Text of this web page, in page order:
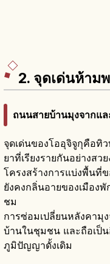
2. จุดเด่นห้าม
ถนนสายบ้านมุงจากแ
จุดเด่นของโออุจิจูกุคือทิ
ยาที่เรียงรายกันอย่างสวย
โครงสร้างการแบ่งพื้นที่
ยังคงกลิ่นอายของเมือง
ชม
การซ่อมเปลี่ยนหลังคามุ
บ้านในชุมชน และถือเป็
ภูมิปัญญาดั้งเดิม